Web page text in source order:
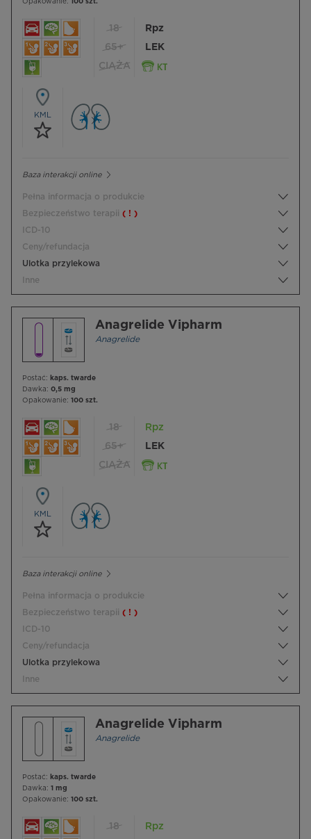
Opakowanie: 100 szt.
18
65+
CIĄŻA
Rpz
LEK
KML
Baza interakcji online
Pełna informacja o produkcie
Bezpieczeństwo terapii ( ! )
ICD-10
Ceny/refundacja
Ulotka przylekowa
Inne
Anagrelide Vipharm
Anagrelide
Postać: kaps. twarde
Dawka: 0,5 mg
Opakowanie: 100 szt.
18
65+
CIĄŻA
Rpz
LEK
KML
Baza interakcji online
Pełna informacja o produkcie
Bezpieczeństwo terapii ( ! )
ICD-10
Ceny/refundacja
Ulotka przylekowa
Inne
Anagrelide Vipharm
Anagrelide
Postać: kaps. twarde
Dawka: 1 mg
Opakowanie: 100 szt.
18
Rpz